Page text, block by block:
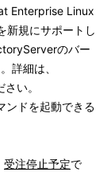
Enterprise Linux
新規にサポートし
のバー
詳細は、
い。
ンドを起動できる
受注停止予定で